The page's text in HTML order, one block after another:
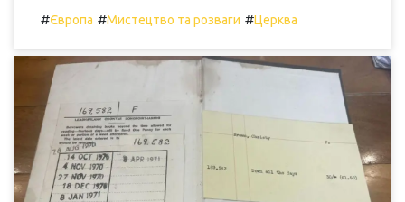
#Європа #Мистецтво та розваги #Церква